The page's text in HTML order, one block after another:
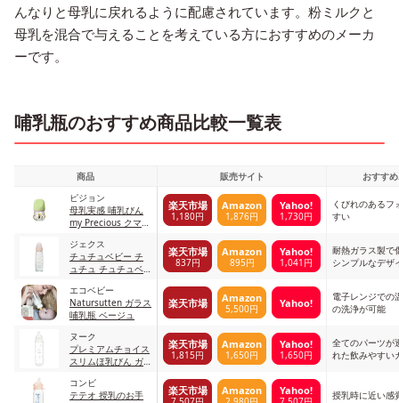
んなりと母乳に戻れるように配慮されています。粉ミルクと
母乳を混合で与えることを考えている方におすすめのメーカ
ーです。
哺乳瓶のおすすめ商品比較一覧表
商品 販売サイト
おすす
ピジョン
母乳実感 哺乳びん
my Precious クマ
楽天市場
1,180円
Amazon
1,876円
Yahoo!
1,730円
くびれのあるフ
すい
ジェクス
チュチュベビー チ
ュチュ チュチュベ
哺乳びん ピンク
楽天市場
837円
Amazon
895円
Yahoo!
1,041円
耐熱ガラス製で
シンプルなデザ
エコベビー
Natursutten ガラス
哺乳瓶 ベージュ
楽天市場 Amazon
5,500円 Yahoo!
電子レンジでの
の洗浄が可能
ヌーク
プレミアムチョイス
スリムほ乳びん ガ
プレミアムチョイス
スリムほ乳びん ガ
楽天市場
1,815円
Amazon
1,650円
Yahoo!
1,650円
全てのパーツが
れた飲みやすい
コンビ
テテオ 授乳のお手
楽天市場 Amazon Yahoo! 授乳時に近い感